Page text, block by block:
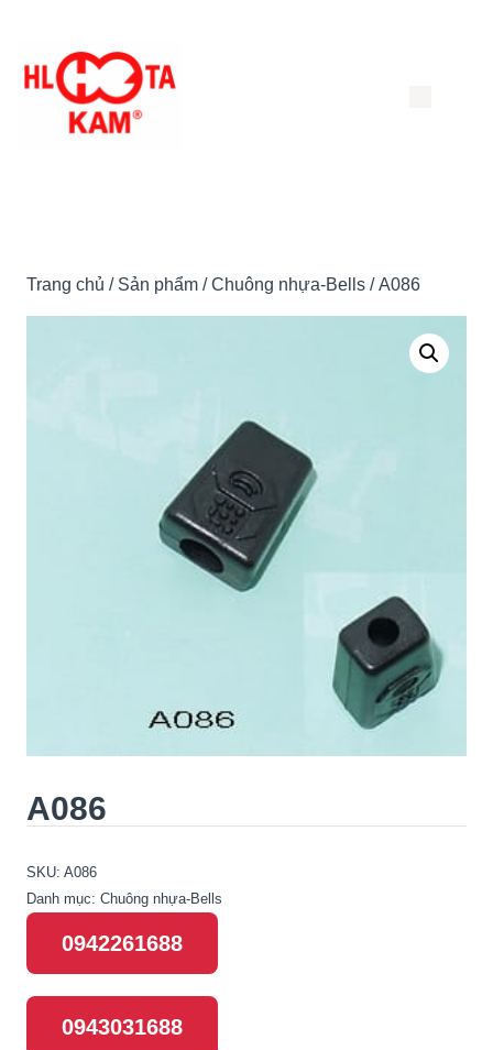
đến
Trang chủ / Sản phẩm /Chuông nhựa-Bells / A086
A086
SKU: A086
Danh mục: Chuông nhựa-Bells
0942261688
0943031688